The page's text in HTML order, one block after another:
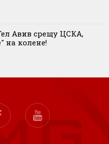
Авив срещу ЦСКА,
на колене!